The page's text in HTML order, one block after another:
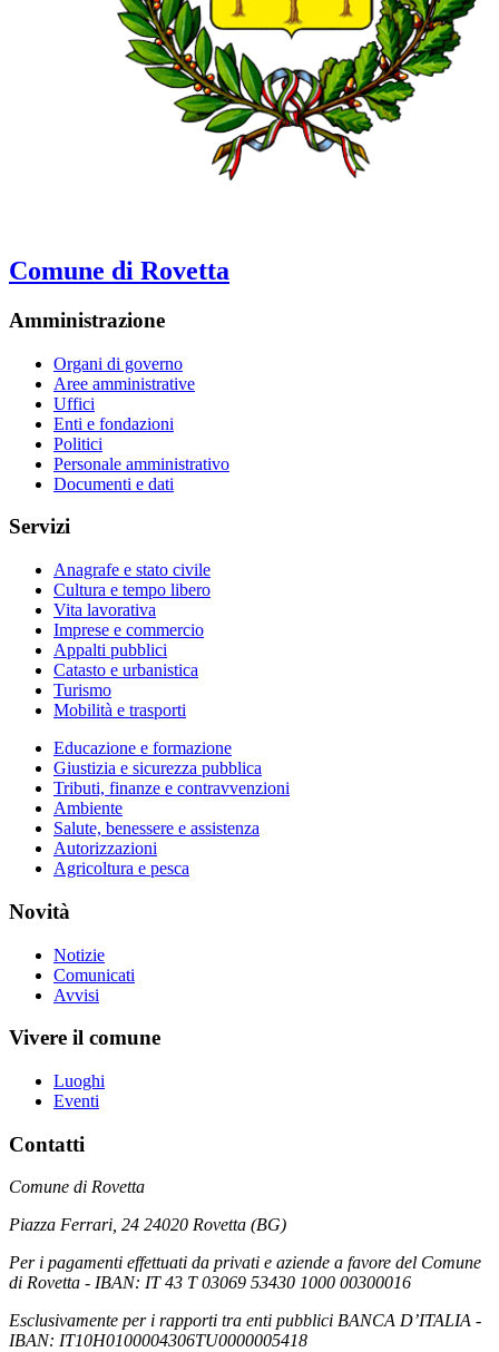
Comune di Rovetta
Amministrazione
Organi di governo
Aree amministrative
Uffici
Enti e fondazioni
Politici
Personale amministrativo
Documenti e dati
Servizi
Anagrafe e stato civile
Cultura e tempo libero
Vita lavorativa
Imprese e commercio
Appalti pubblici
Catasto e urbanistica
Turismo
Mobilità e trasporti
Educazione e formazione
Giustizia e sicurezza pubblica
Tributi, finanze e contravvenzioni
Ambiente
Salute, benessere e assistenza
Autorizzazioni
Agricoltura e pesca
Novità
Notizie
Comunicati
Avvisi
Vivere il comune
Luoghi
Eventi
Contatti
Comune di Rovetta
Piazza Ferrari, 24 24020 Rovetta (BG)
Per i pagamenti effettuati da privati e aziende a favore del Comune
di Rovetta - IBAN: IT 43 T 03069 53430 1000 00300016
Esclusivamente per i rapporti tra enti pubblici BANCA D’ITALIA -
IBAN: IT10H0100004306TU0000005418